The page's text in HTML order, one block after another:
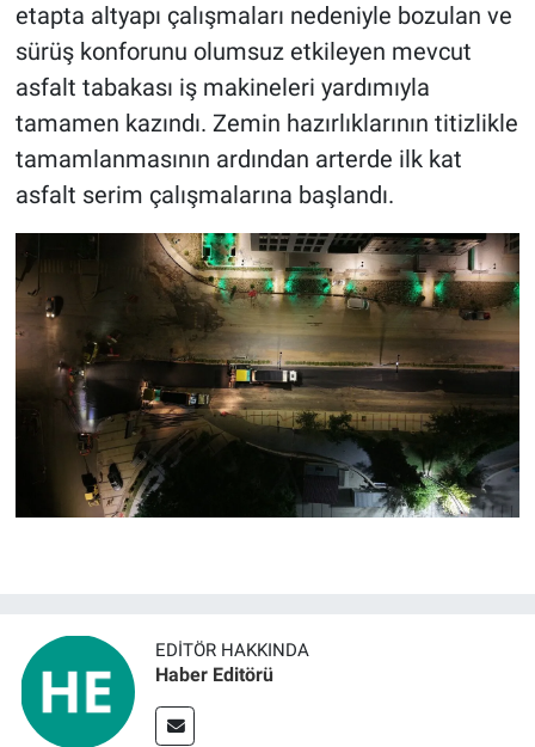
etapta altyapı çalışmaları nedeniyle bozulan ve
sürüş konforunu olumsuz etkileyen mevcut
asfalt tabakası iş makineleri yardımıyla
tamamen kazındı. Zemin hazırlıklarının titizlikle
tamamlanmasının ardından arterde ilk kat
asfalt serim çalışmalarına başlandı.
EDITÖR HAKKINDA
Haber Editörü